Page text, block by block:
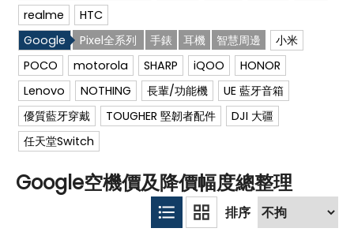
realme
HTC
Google
Pixel全系列 手錶 耳機 智慧周邊
小米
POCO
motorola SHARP iQOO
HONOR
Lenovo
NOTHING 長輩/功能機
UE 藍牙音箱
優質藍牙穿戴
TOUGHER 堅韌者配件
DJI 大疆
任天堂Switch
Google空機價及降價幅度總整理